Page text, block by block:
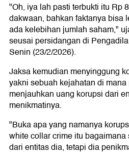
"Oh, iya lah pasti terbukti itu Rp
dakwaan, bahkan faktanya bisa
ada kelebihan jumlah saham,"
seusai persidangan di
Senin (23/2/2026).
Jaksa kemudian menyinggung
yakni sebuah kejahatan di
menjauhkan uang korupsi dari
menikmatinya.
"Buka apa yang namanya
white collar crime itu
dari entitas dia, tetapi dia